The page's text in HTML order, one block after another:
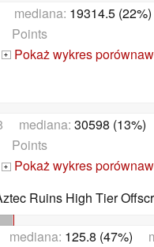
mediana: 19314.5 (22%)
Points
+ Pokaż wykres
mediana: 30598 (13%)
Points
+ Pokaż wykres
Ruins High Tier
125.8 (47%)